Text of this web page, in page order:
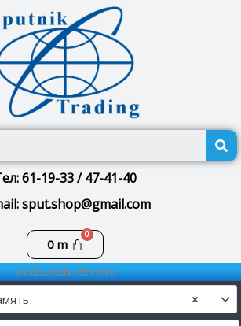
61-19-33 / 47-41-40
sput.shop@gmail.com
0m
Корзина
07.08.2026 05:17:11
×